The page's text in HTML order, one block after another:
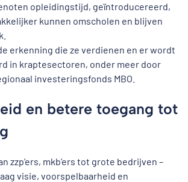
opleidingstijd, geïntroducereerd,
kunnen omscholen en blijven
erkenning die ze verdienen en er wordt
in kraptesectoren, onder meer door
investeringsfonds MBO.
en betere toegang tot
zzp’ers, mkb’ers tot grote bedrijven –
visie, voorspelbaarheid en